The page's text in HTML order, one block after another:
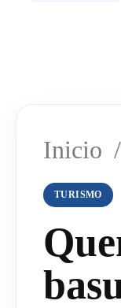
Inicio /
TURISMO